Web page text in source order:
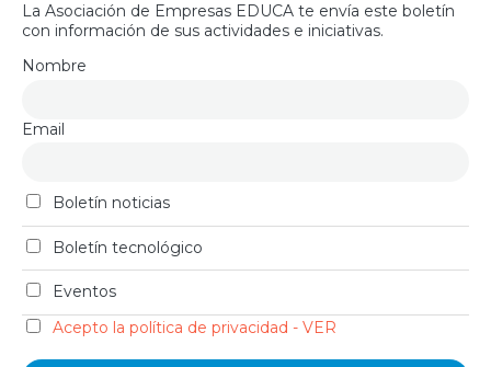
La Asociación de Empresas EDUCA te envía este boletín
con información de sus actividades e iniciativas.
Nombre
Email
Boletín noticias
Boletín tecnológico
Eventos
Acepto la política de privacidad - VER